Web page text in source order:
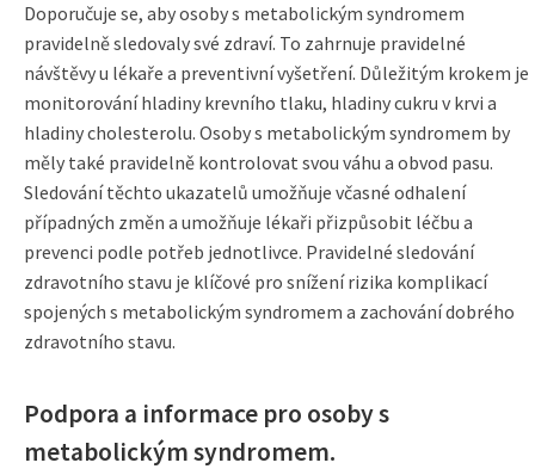
Doporučuje se, aby osoby s metabolickým syndromem
pravidelně sledovaly své zdraví. To zahrnuje pravidelné
návštěvy u lékaře a preventivní vyšetření. Důležitým krokem je
monitorování hladiny krevního tlaku, hladiny cukru v krvi a
hladiny cholesterolu. Osoby s metabolickým syndromem by
měly také pravidelně kontrolovat svou váhu a obvod pasu.
Sledování těchto ukazatelů umožňuje včasné odhalení
případných změn a umožňuje lékaři přizpůsobit léčbu a
prevenci podle potřeb jednotlivce. Pravidelné sledování
zdravotního stavu je klíčové pro snížení rizika komplikací
spojených s metabolickým syndromem a zachování dobrého
zdravotního stavu.
Podpora a informace pro osoby s
metabolickým syndromem.